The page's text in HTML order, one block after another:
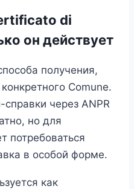
di
он действует
получения,
Comune.
через ANPR
но для
потребоваться
в особой форме.
как